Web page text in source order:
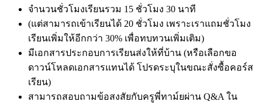
จำนวนชั่วโมงเรียนรวม 15 ชั่วโมง 30 นาที
(แต่สามารถเข้าเรียนได้ 20 ชั่วโมง เพราะเราแถมชั่วโมง
เรียนเพิ่มให้อีกกว่า 30% เพื่อทบทวนเพิ่มเติม)
มีเอกสารประกอบการเรียนส่งให้ที่บ้าน (หรือเลือกขอ
ดาวน์โหลดเอกสารแทนได้ โปรดระบุในขณะสั่งซื้อคอร์ส
เรียน)
สามารถสอบถามข้อสงสัยกับครูพี่ทาม์ยผ่าน Q&A ใน